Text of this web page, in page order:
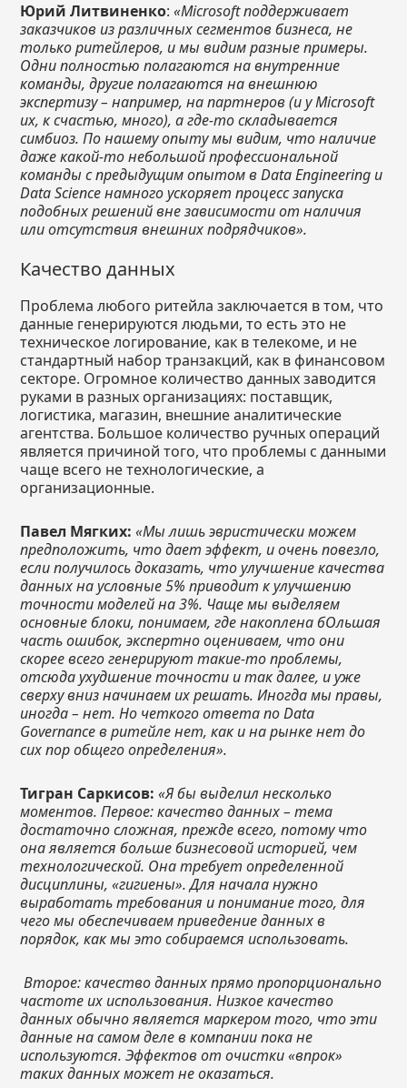
Юрий Литвиненко:«Microsoft поддерживает
заказчиков из различных сегментов бизнеса, не
только ритейлеров, и мы видим разные примеры.
Одни полностью полагаются на внутренние
команды, другие полагаются на внешнюю
экспертизу – например, на партнеров (и у Microsoft
их, к счастью, много), а где-то складывается
симбиоз. По нашему опыту мы видим, что наличие
даже какой-то небольшой профессиональной
команды с предыдущим опытом в Data Engineering и
Data Science намного ускоряет процесс запуска
подобных решений вне зависимости от наличия
или отсутствия внешних подрядчиков».
Качество данных
Проблема любого ритейла заключается в том, что
данные генерируются людьми, то есть это не
техническое логирование, как в телекоме, и не
стандартный набор транзакций, как в финансовом
секторе. Огромное количество данных заводится
руками в разных организациях: поставщик,
логистика, магазин, внешние аналитические
агентства. Большое количество ручных операций
является причиной того, что проблемы с данными
чаще всего не технологические, а
организационные.
Павел Мягких: «Мы лишь эвристически можем
предположить, что дает эффект, и очень повезло,
если получилось доказать, что улучшение качества
данных на условные 5% приводит к улучшению
точности моделей на 3%. Чаще мы выделяем
основные блоки, понимаем, где накоплена бОльшая
часть ошибок, экспертно оцениваем, что они
скорее всего генерируют такие-то проблемы,
отсюда ухудшение точности и так далее, и уже
сверху вниз начинаем их решать. Иногда мы правы,
иногда – нет. Но четкого ответа по Data
Governance в ритейле нет, как и на рынке нет до
сих пор общего определения».
Тигран Саркисов: «Я бы выделил несколько
моментов. Первое: качество данных – тема
достаточно сложная, прежде всего, потому что
она является больше бизнесовой историей, чем
технологической. Она требует определенной
дисциплины, «гигиены». Для начала нужно
выработать требования и понимание того, для
чего мы обеспечиваем приведение данных в
порядок, как мы это собираемся использовать.
Второе: качество данных прямо пропорционально
частоте их использования. Низкое качество
данных обычно является маркером того, что эти
данные на самом деле в компании пока не
используются. Эффектов от очистки «впрок»
таких данных может не оказаться.